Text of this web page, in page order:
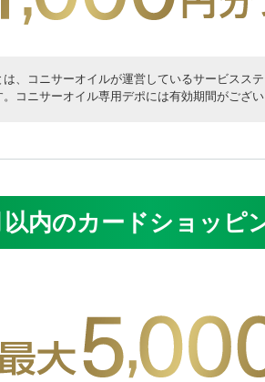
、コニサーオイルが運営しているサービスス
コニサーオイル専用デポには有効期間がござい
内のカードショッピ